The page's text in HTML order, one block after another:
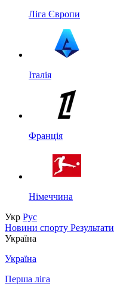
Ліга Європи
Італія
Франція
Німеччина
Укр Рус
Новини спорту Результати
Україна
Україна
Перша ліга